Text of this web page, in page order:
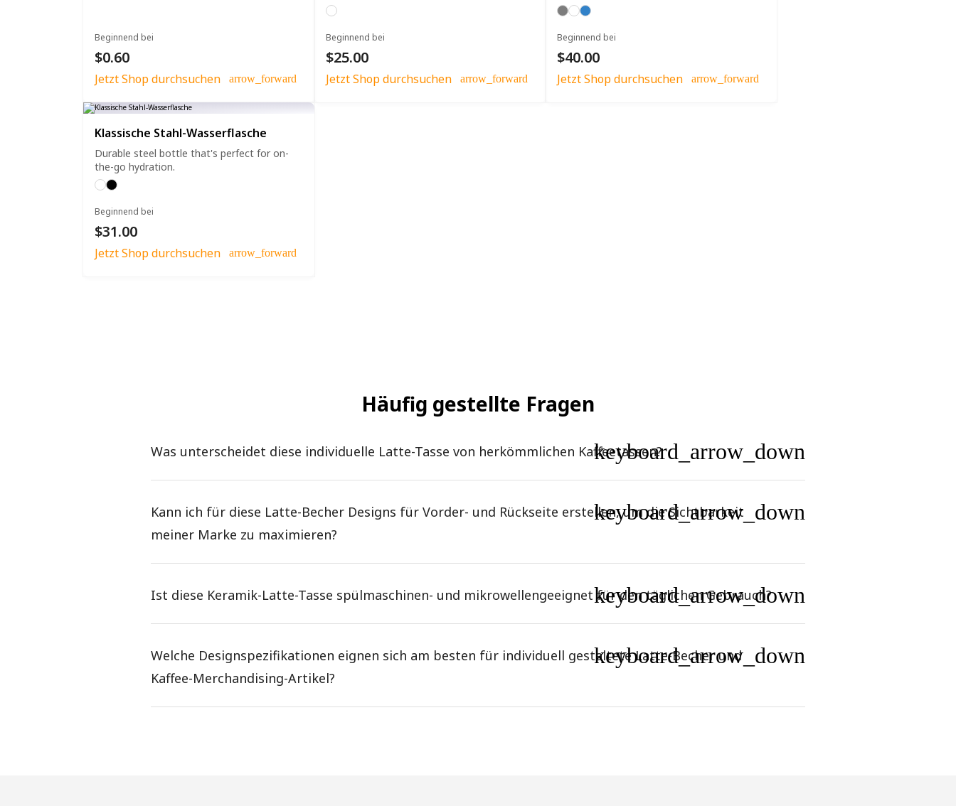
Beginnend bei
$0.60
Jetzt Shop durchsuchen arrow_forward
Beginnend bei
$25.00
Jetzt Shop durchsuchen arrow_forward
Beginnend bei
$40.00
Jetzt Shop durchsuchen arrow_forward
Klassische Stahl-Wasserflasche
Durable steel bottle that's perfect for on-
the-go hydration.
Beginnend bei
$31.00
Jetzt Shop durchsuchen arrow_forward
Häufig gestellte Fragen
Was unterscheidet diese individuelle Latte-Tasse von herkömmlichen Kaffeetassen?keyboard_arrow_down
Kann ich für diese Latte-Becher Designs für Vorder- und Rückseite erstellen, um die Sichtbarkeit
meiner Marke zu maximieren?
keyboard_arrow_down
Ist diese Keramik-Latte-Tasse spülmaschinen- und mikrowellengeeignet für den täglichen Gebrauch?
keyboard_arrow_down
Welche Designspezifikationen eignen sich am besten für individuell gestaltete Latte-Becher und
Kaffee-Merchandising-Artikel?
keyboard_arrow_down